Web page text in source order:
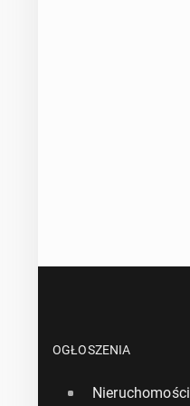
OGŁOSZENIA
Nieruchomości